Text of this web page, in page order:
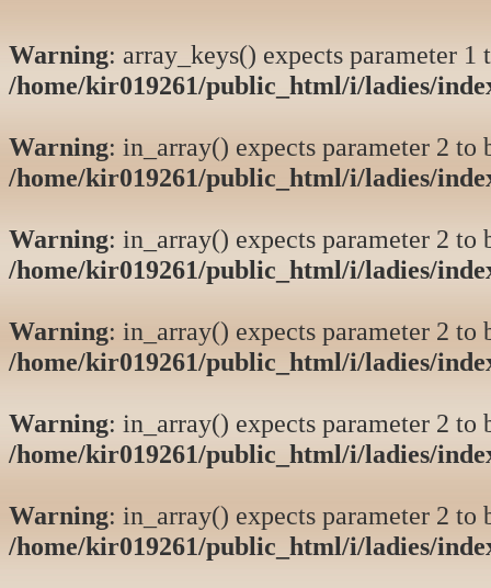
Warning: array_keys() expects parameter
/home/kir019261/public_html/i/ladies/
Warning: in_array() expects parameter 2 to
/home/kir019261/public_html/i/ladies/
Warning: in_array() expects parameter 2 to
/home/kir019261/public_html/i/ladies/
Warning: in_array() expects parameter 2 to
/home/kir019261/public_html/i/ladies/
Warning: in_array() expects parameter 2 to
/home/kir019261/public_html/i/ladies/
Warning: in_array() expects parameter 2 to
/home/kir019261/public_html/i/ladies/